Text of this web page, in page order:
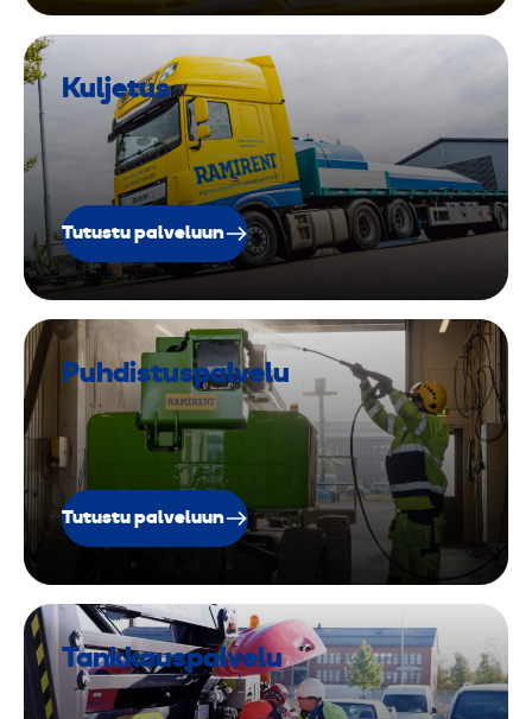
Kuljetus
Tutustu palveluun
Puhdistuspalvelu
Tutustu palveluun
Tankkauspalvelu